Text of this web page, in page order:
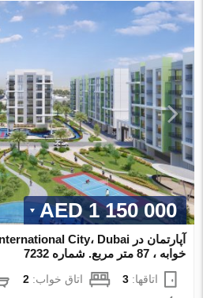
1 150 000 AED
خوابه ، 87 متر مربع. شماره 7232
اتاقها:3 اتاق خواب:2